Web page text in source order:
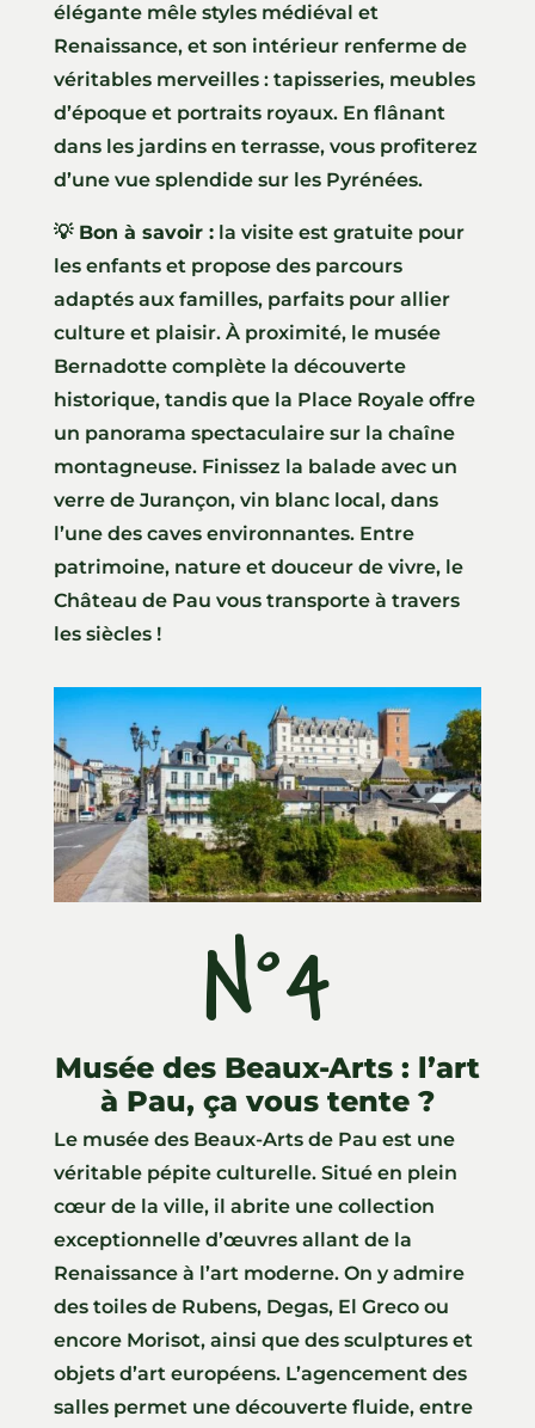
élégante mêle styles médiéval et
Renaissance, et son intérieur renferme de
véritables merveilles : tapisseries, meubles
d’époque et portraits royaux. En flânant
dans les jardins en terrasse, vous profiterez
d’une vue splendide sur les Pyrénées.
💡 Bon à savoir :la visite est gratuite pour
les enfants et propose des parcours
adaptés aux familles, parfaits pour allier
culture et plaisir. À proximité, le musée
Bernadotte complète la découverte
historique, tandis que la Place Royale offre
un panorama spectaculaire sur la chaîne
montagneuse. Finissez la balade avec un
verre de Jurançon, vin blanc local, dans
l’une des caves environnantes. Entre
patrimoine, nature et douceur de vivre, le
Château de Pau vous transporte à travers
les siècles !
N°4
Musée des Beaux-Arts : l’art
à Pau, ça vous tente ?
Le musée des Beaux-Arts de Pau est une
véritable pépite culturelle. Situé en plein
cœur de la ville, il abrite une collection
exceptionnelle d’œuvres allant de la
Renaissance à l’art moderne. On y admire
des toiles de Rubens, Degas, El Greco ou
encore Morisot, ainsi que des sculptures et
objets d’art européens. L’agencement des
salles permet une découverte fluide, entre